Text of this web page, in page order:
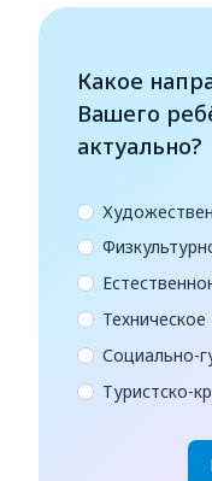
Какое
Вашего
актуально?
Техническое
Социально-
Туристско-